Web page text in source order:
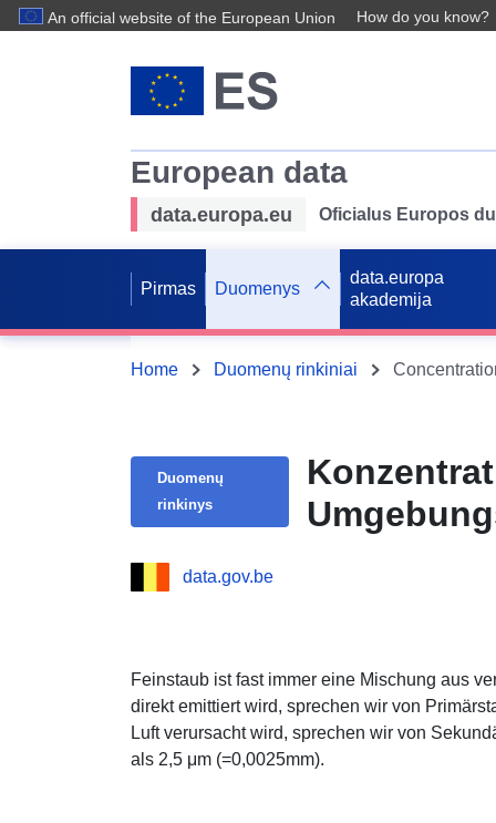
An official website of the European Union How do you know?
European data
data.europa.eu Oficialus Europos
Pirmas Duomenys
data.europa
akademija
Home Duomenų rinkiniai
Duomenų
rinkinys
data.gov.be
Feinstaub ist fast immer eine Mischung aus
direkt emittiert wird, sprechen wir von
Luft verursacht wird, sprechen wir von
als 2,5 μm (=0,0025mm).